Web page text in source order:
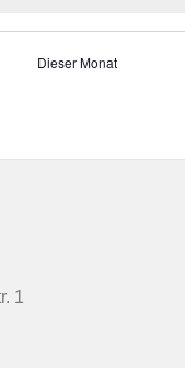
Dieser Monat
1